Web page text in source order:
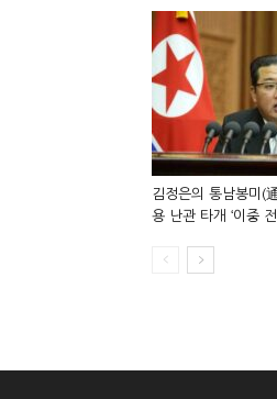
김정은의 통남봉미
용 난관 타개 ‘이중